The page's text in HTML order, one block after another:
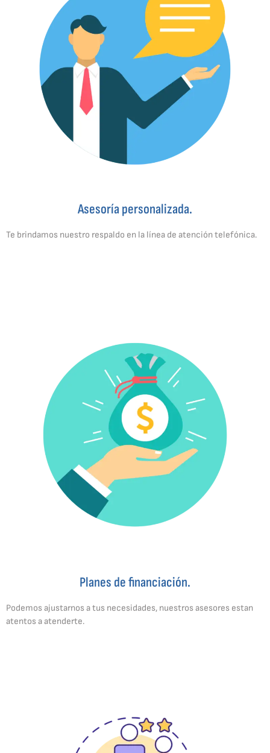
Asesoría personalizada.
Te brindamos nuestro respaldo en la línea de atención telefónica.
Planes de financiación.
Podemos ajustarnos a tus necesidades, nuestros asesores estan
atentos a atenderte.